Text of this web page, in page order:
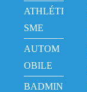
ATHLÉTI
SME
AUTOM
OBILE
BADMIN